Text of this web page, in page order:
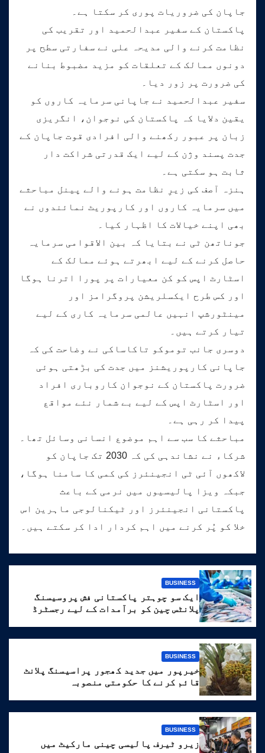
جاپان کی ضروریات پوری کر سکتا ہے۔
پاکستان کے سفیر عبدالحمید اور تقریب کی
نظامت کرنے والی مدیحہ علی نے سفارتی سطح پر
دونوں ممالک کے تعلقات کو مزید مضبوط بنانے
کی ضرورت پر زور دیا۔
سفیر عبدالحمید نے جاپانی سرمایہ کاروں کو
یقین دلایا کہ پاکستان کی نوجوان، انگریزی
زبان پر عبور رکھنے والی افرادی قوت جاپان کے
جدت پسند وژن کے لیے ایک قدرتی شراکت دار
ثابت ہو سکتی ہے۔
ہنزہ آصف کی زیرِ نظامت ہونے والے پینل مباحثے
میں سرمایہ کاروں اور کارپوریٹ نمائندوں نے
بھی اپنے خیالات کا اظہار کیا۔
جوناتھن ٹی نے بتایا کہ بین الاقوامی سرمایہ
حاصل کرنے کے لیے ابھرتے ہوئے ممالک کے
اسٹارٹ اپس کو کن معیارات پر پورا اترنا ہوگا
اور کس طرح ایکسلریشن پروگرامز اور
مینٹورشپ انہیں عالمی سرمایہ کاری کے لیے
تیار کرتے ہیں۔
دوسری جانب توموکو تاکاساکی نے وضاحت کی کہ
جاپانی کارپوریشنز میں جدت کی بڑھتی ہوئی
ضرورت پاکستان کے نوجوان کاروباری افراد
اور اسٹارٹ اپس کے لیے بے شمار نئے مواقع
پیدا کر رہی ہے۔
مباحثے کا سب سے اہم موضوع انسانی وسائل تھا۔
شرکاء نے نشاندہی کی کہ 2030 تک جاپان کو
لاکھوں آئی ٹی انجینئرز کی کمی کا سامنا ہوگا،
جبکہ ویزا پالیسیوں میں نرمی کے باعث
پاکستانی انجینئرز اور ٹیکنالوجی ماہرین اس
خلا کو پُر کرنے میں اہم کردار ادا کر سکتے ہیں۔
BUSINESS
ایک سو چوہتر پاکستانی فش پروسیسنگ
پلانٹس چین کو برآمدات کے لیے رجسٹرڈ
BUSINESS
خیرپور میں جدید کھجور پراسیسنگ پلانٹ
قائم کرنے کا حکومتی منصوبہ
BUSINESS
زیرو ٹیرف پالیسی چینی مارکیٹ میں